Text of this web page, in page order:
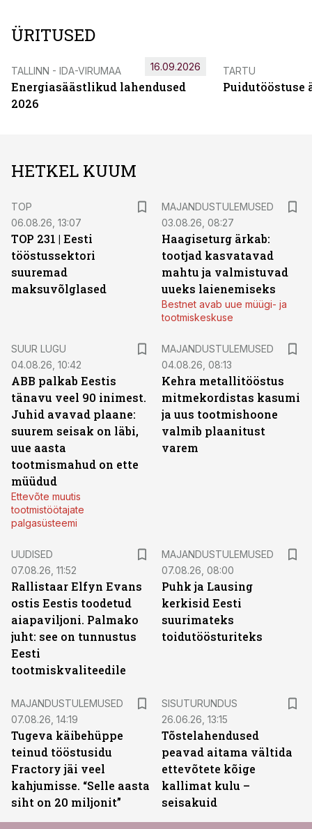
ÜRITUSED
TALLINN - IDA-VIRUMAA
Energiasäästlikud lahendused
2026
16.09.2026 TARTU
Puidutööstuse
HETKEL KUUM
TOP
06.08.26, 13:07
TOP 231 | Eesti
tööstussektori
suuremad
maksuvõlglased
MAJANDUSTULEMUSED
03.08.26, 08:27
Haagiseturg ärkab:
tootjad kasvatavad
mahtu ja valmistuvad
uueks laienemiseks
Bestnet avab uue müügi- ja
tootmiskeskuse
SUUR LUGU
04.08.26, 10:42
ABB palkab Eestis
tänavu veel 90 inimest.
Juhid avavad plaane:
suurem seisak on läbi,
uue aasta
tootmismahud on ette
müüdud
Ettevõte muutis
tootmistöötajate
palgasüsteemi
MAJANDUSTULEMUSED
04.08.26, 08:13
Kehra metallitööstus
mitmekordistas kasumi
ja uus tootmishoone
valmib plaanitust
varem
UUDISED
07.08.26, 11:52
Rallistaar Elfyn Evans
ostis Eestis toodetud
aiapaviljoni. Palmako
juht: see on tunnustus
Eesti
tootmiskvaliteedile
MAJANDUSTULEMUSED
07.08.26, 08:00
Puhk ja Lausing
kerkisid Eesti
suurimateks
toidutöösturiteks
MAJANDUSTULEMUSED
07.08.26, 14:19
Tugeva käibehüppe
teinud tööstusidu
Fractory jäi veel
kahjumisse. “Selle aasta
siht on 20 miljonit”
SISUTURUNDUS
26.06.26, 13:15
Tõstelahendused
peavad aitama vältida
ettevõtete kõige
kallimat kulu –
seisakuid